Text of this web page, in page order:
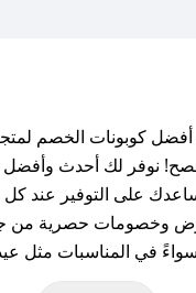
كوبونات الخصم
نوفر لك أحدث وأفضل
على التوفير عند
وخصومات حصرية من
سواءً في المناسبات مثل
الجمعة البيضاء (شهر